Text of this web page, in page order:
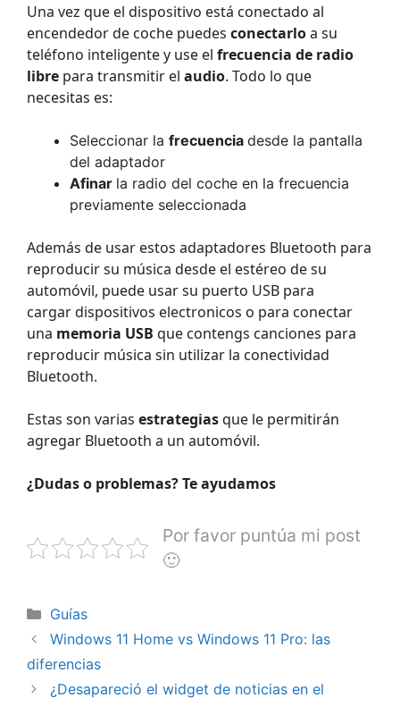
Una vez que el dispositivo está conectado al
encendedor de coche puedes conectarloa su
teléfono inteligente y use el frecuencia de radio
libre para transmitir el audio. Todo lo que
necesitas es:
Seleccionar la frecuencia desde la pantalla
del adaptador
Afinar la radio del coche en la frecuencia
previamente seleccionada
Además de usar estos adaptadores Bluetooth para
reproducir su música desde el estéreo de su
automóvil, puede usar su puerto USB para
cargardispositivos electronicos o para conectar
una memoria USB que contengs canciones para
reproducir música sin utilizar la conectividad
Bluetooth.
Estas son varias estrategiasque le permitirán
agregar Bluetooth a un automóvil.
¿Dudas o problemas? Te ayudamos
Por favor puntúa mi post
🙂
Categorías
Guías
Windows 11 Home vs Windows 11 Pro: las
diferencias
¿Desapareció el widget de noticias en el